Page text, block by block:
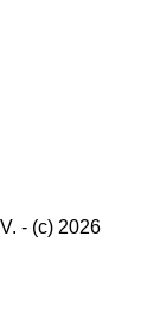
- (c) 2026